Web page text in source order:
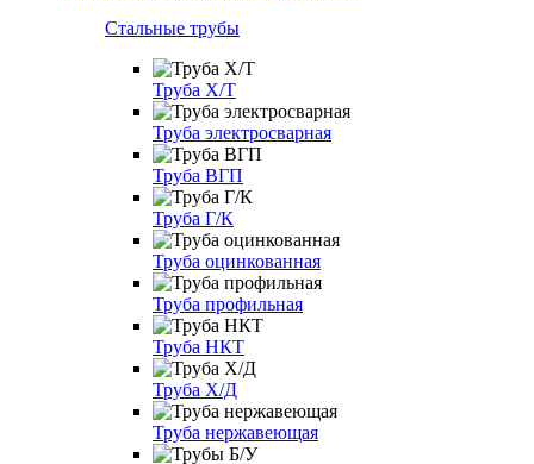
Стальные трубы
Труба Х/Т
Труба электросварная
Труба ВГП
Труба Г/К
Труба оцинкованная
Труба профильная
Труба НКТ
Труба Х/Д
Труба нержавеющая